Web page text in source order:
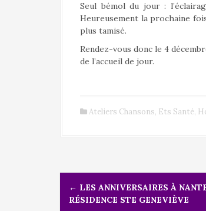
Seul bémol du jour :
Heureusement la prochaine
plus tamisé.
Rendez-vous donc le 4
de l’accueil de jour.
Ateliers Chansons, Ets Santé,
← LES ANNIVERSAIRES À
RÉSIDENCE STE GENEVIÈVE